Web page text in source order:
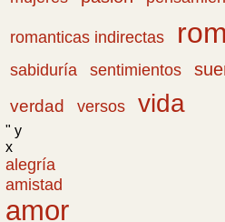
romanticas indirectas
sabiduría sentimientos
verdad
versos vida
" y
x
alegría
amistad
amor